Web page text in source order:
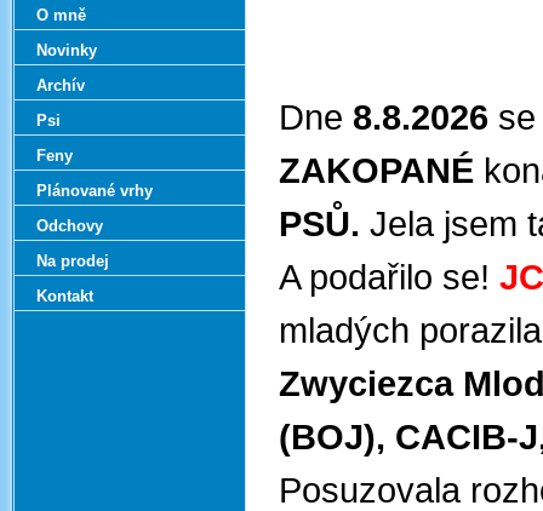
Dne 8.8.2026
ZAKOPANÉ
PSŮ. Jela jsem
A podařilo se!
mladých
Zwyciezca
(BOJ), CACIB-
Posuzovala
O mně
Novinky
Archív
Psi
Feny
Plánované vrhy
Odchovy
Na prodej
Kontakt